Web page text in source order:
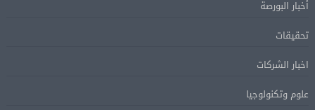
أخبار البورصة
تحقيقات
اخبار الشركات
علوم وتكنولوجيا